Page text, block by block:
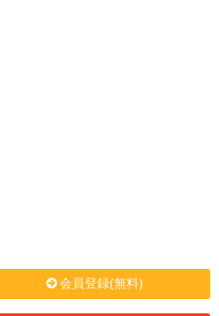
会員登録(無料)